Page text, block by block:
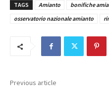
TAGS Amianto bonifiche
osservatorio nazionale amianto
Previous article